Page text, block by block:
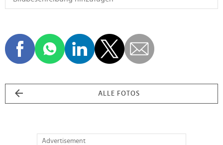
ALLE FOTOS
Advertisement